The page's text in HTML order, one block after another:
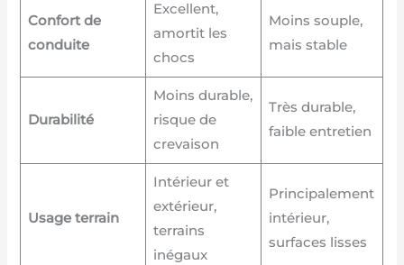
Confort de
conduite
Excellent,
amortit les
chocs
Moins souple,
mais stable
Durabilité
Moins durable,
risque de
crevaison
Très durable,
faible entretien
Usage terrain
Intérieur et
extérieur,
terrains
inégaux
Principalement
intérieur,
surfaces lisses